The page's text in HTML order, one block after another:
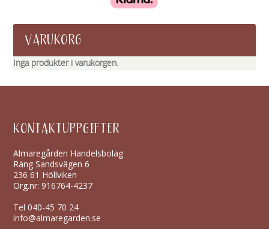
VARUKORG
Inga produkter i varukorgen.
KONTAKTUPPGIFTER
Almaregården Handelsbolag
Räng Sandsvägen 6
236 61 Höllviken
Org.nr: 916764-4237
Tel040-45 70 24
info@almaregarden.se